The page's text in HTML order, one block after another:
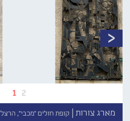
1 2
מארג צורות | קופת חולים "מכבי", הרצל 73, חיפה //